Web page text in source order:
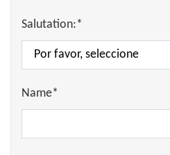
Salutation:*
Name*